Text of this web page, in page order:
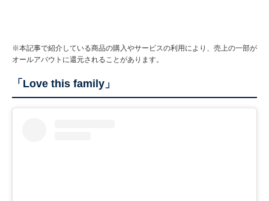
※本記事で紹介している商品の購入やサービスの利用により、売上の一部が
オールアバウトに還元されることがあります。
「Love this family」